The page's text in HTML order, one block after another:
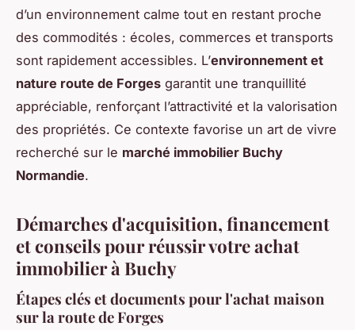
d’un environnement calme tout en restant proche
des commodités : écoles, commerces et transports
sont rapidement accessibles. L’environnement et
nature route de Forges garantit une tranquillité
appréciable, renforçant l’attractivité et la valorisation
des propriétés. Ce contexte favorise un art de vivre
recherché sur le marché immobilier Buchy
Normandie.
Démarches d'acquisition, financement
et conseils pour réussir votre achat
immobilier à Buchy
Étapes clés et documents pour l'achat maison
sur la route de Forges